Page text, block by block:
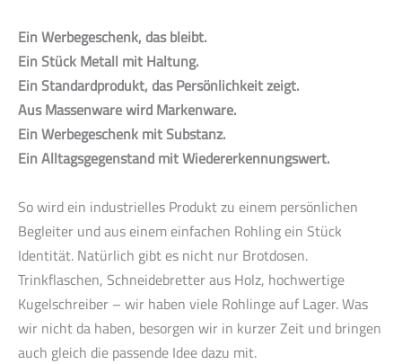
Ein Werbegeschenk, das bleibt.
Ein Stück Metall mit Haltung.
Ein Standardprodukt, das Persönlichkeit zeigt.
Aus Massenware wird Markenware.
Ein Werbegeschenk mit Substanz.
Ein Alltagsgegenstand mit Wiedererkennungswert.
So wird ein industrielles Produkt zu einem persönlichen
Begleiter und aus einem einfachen Rohling ein Stück
Identität. Natürlich gibt es nicht nur Brotdosen.
Trinkflaschen, Schneidebretter aus Holz, hochwertige
Kugelschreiber – wir haben viele Rohlinge auf Lager. Was
wir nicht da haben, besorgen wir in kurzer Zeit und bringen
auch gleich die passende Idee dazu mit.